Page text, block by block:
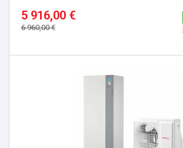
5 916,00 €
6 960,00 €